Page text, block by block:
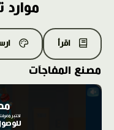
موارد
اقرأ
مصنع المفاجآت
اختبر